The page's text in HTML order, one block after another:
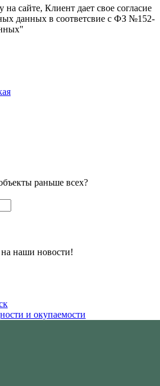
сайте, Клиент дает свое согласие
данных в соответсвие с ФЗ №152-
раньше всех?
наши новости!
и окупаемости